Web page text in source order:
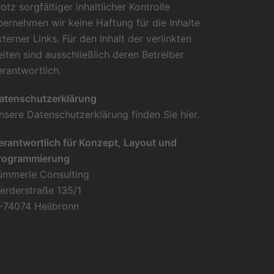
sorgfältiger inhaltlicher Kontrolle
wir keine Haftung für die Inhalte
Links. Für den Inhalt der verlinkten
sind ausschließlich deren Betreiber
Datenschutzerklärung finden Sie hier.
für Konzept, Layout und
Consulting
135/1
74074 Heilbronn